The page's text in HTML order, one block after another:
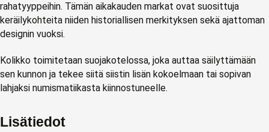
rahatyyppeihin. Tämän aikakauden markat ovat suosittuja
keräilykohteita niiden historiallisen merkityksen sekä ajattoman
designin vuoksi.
Kolikko toimitetaan suojakotelossa, joka auttaa säilyttämään
sen kunnon ja tekee siitä siistin lisän kokoelmaan tai sopivan
lahjaksi numismatiikasta kiinnostuneelle.
Lisätiedot